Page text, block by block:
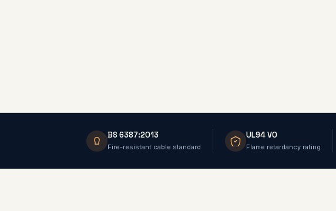
BS 6387:2013
Fire-resistant cable standard
UL94 V0
Flame retardancy rating